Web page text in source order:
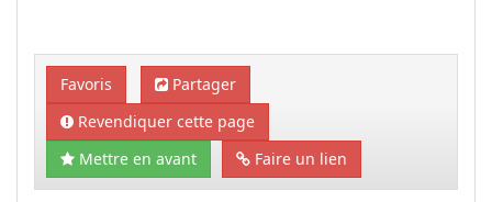
Favoris
Partager
Revendiquer cette page
Mettre en avant
Faire un lien